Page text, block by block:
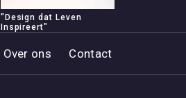
"Design dat Leven
Inspireert"
Over ons Contact